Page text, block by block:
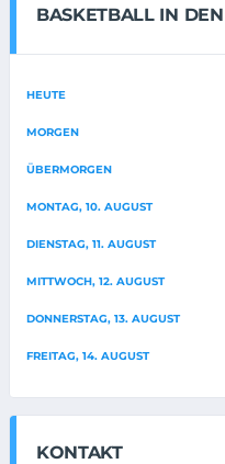
BASKETBALL IN
HEUTE
MORGEN
ÜBERMORGEN
MONTAG, 10. AUGUST
DIENSTAG, 11. AUGUST
MITTWOCH, 12. AUGUST
DONNERSTAG, 13. AUGUST
FREITAG, 14. AUGUST
KONTAKT